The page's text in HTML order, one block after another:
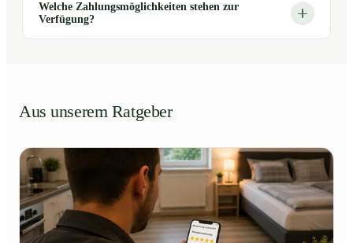
Welche Zahlungsmöglichkeiten stehen zur
Verfügung?
Aus unserem Ratgeber